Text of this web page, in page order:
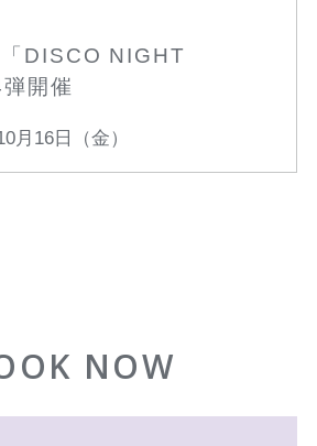
DISCO NIGHT
開催
月16日（金）
NOW